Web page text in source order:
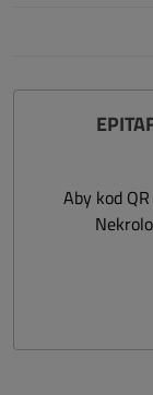
Aby kod